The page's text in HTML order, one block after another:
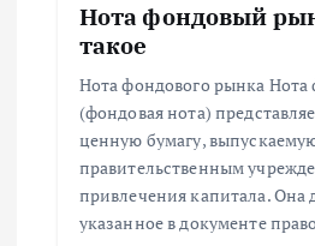
Нота фондовый
такое
Нота фондового рынка
(фондовая нота)
ценную бумагу,
правительственным
привлечения капитала. Она
указанное в документе